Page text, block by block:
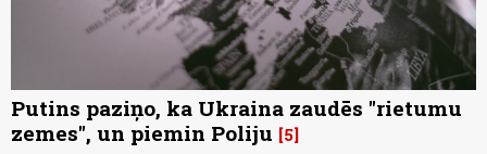
Putins paziņo, ka Ukraina zaudēs "rietumu
zemes", un piemin Poliju 5